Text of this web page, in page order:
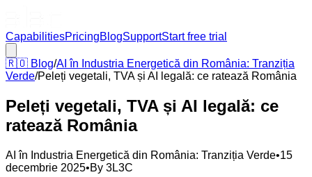
CapabilitiesPricingBlogSupportStart free trial
🇷🇴 Blog/AI în Industria Energetică din România: Tranziția
Verde/Peleți vegetali, TVA și AI legală: ce ratează România
Peleți vegetali, TVA și AI legală: ce
ratează România
AI în Industria Energetică din România: Tranziția Verde•15
decembrie 2025•By 3L3C